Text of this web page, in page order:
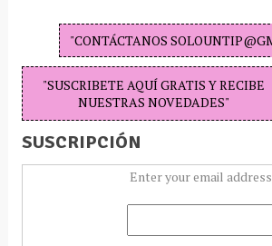
"CONTÁCTANOS
"SUSCRIBETE AQUÍ GRATIS Y RECIBE
NUESTRAS NOVEDADES"
SUSCRIPCIÓN
Enter your email